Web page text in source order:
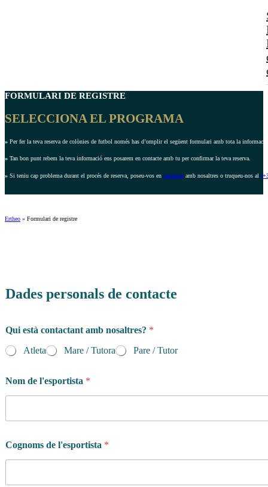
FORMULARI DE REGISTRE
SELECCIONA EL PROGRAMA
» Per fer la teva reserva de colònies de futbol només has d’omplir el següent formulari amb tota la
» Tan bon punt rebem la teva informació ens posarem en contacte amb tu per confirmar la teva reserva.
» Si teniu cap problema durant el procés de reserva, poseu-vos en contacte amb nosaltres o truqueu-nos al
Ertheo » Formulari de registre
u
a
*
Dades personals de contacte
Qui està contactant amb nosaltres? *
Atleta
Mare / Tutora Pare / Tutor
Nom de l'esportista *
Cognoms de l'esportista *